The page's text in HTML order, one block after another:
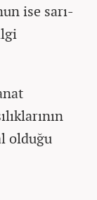
ise sarı-
olduğu